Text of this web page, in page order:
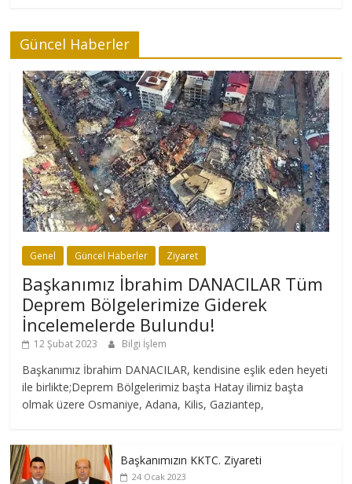
Güncel Haberler
Genel Güncel Haberler Ziyaret
Başkanımız İbrahim DANACILAR Tüm
Deprem Bölgelerimize Giderek
İncelemelerde Bulundu!
12 Şubat 2023 Bilgi İşlem
Başkanımız İbrahim DANACILAR, kendisine eşlik eden heyeti
ile birlikte;Deprem Bölgelerimiz başta Hatay ilimiz başta
olmak üzere Osmaniye, Adana, Kilis, Gaziantep,
Başkanımızın KKTC. Ziyareti
24 Ocak 2023